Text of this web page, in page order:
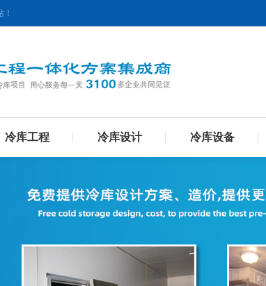
冷库工程 冷库设计 冷库设备